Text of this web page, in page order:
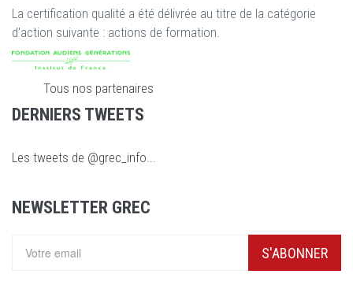
La certification qualité a été délivrée au titre de la catégorie
d'action suivante : actions de formation.
Tous nos partenaires
DERNIERS TWEETS
Les tweets de @grec_info...
NEWSLETTER GREC
S'ABONNER